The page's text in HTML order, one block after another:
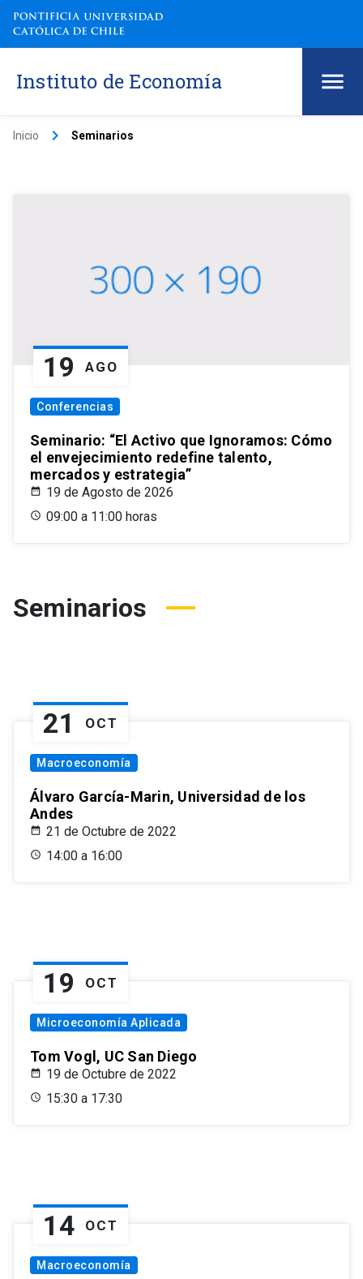
Instituto de Economía
Inicio keyboard_arrow_right Seminarios
19 AGO
Conferencias
Seminario: “El Activo que Ignoramos: Cómo
el envejecimiento redefine talento,
mercados y estrategia”
19 de Agosto de 2026
09:00 a 11:00 horas
Seminarios
21 OCT
Macroeconomía
Álvaro García-Marin, Universidad de los
Andes
21 de Octubre de 2022
14:00 a 16:00
19 OCT
Microeconomía Aplicada
Tom Vogl, UC San Diego
19 de Octubre de 2022
15:30 a 17:30
14 OCT
Macroeconomía